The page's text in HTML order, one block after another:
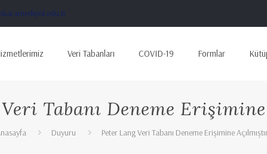
Veri Tabanları COVID-19 Formlar
Tabanı Deneme Erişimine
Duyuru Peter Lang Veri Tabanı Deneme Erişimine